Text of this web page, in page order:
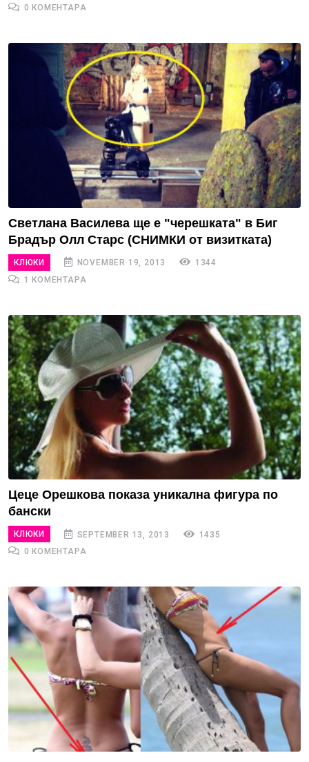
0 КОМЕНТАРА
Светлана Василева ще е "черешката" в Биг
Брадър Олл Старс (СНИМКИ от визитката)
КЛЮКИ NOVEMBER 19, 2013
1344
1 КОМЕНТАРА
Цеце Орешкова показа уникална фигура по
бански
КЛЮКИ SEPTEMBER 13, 2013
1435
0 КОМЕНТАРА